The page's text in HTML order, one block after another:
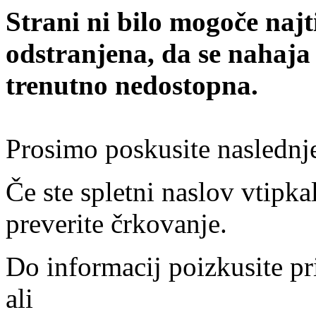
Strani ni bilo mogoče
odstranjena, da se
trenutno nedostopna.
Prosimo poskusite
Če ste spletni naslov
preverite črkovanje.
Do informacij poizkusite
ali